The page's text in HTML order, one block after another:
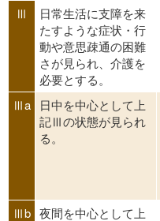
Ⅲ
日常生活に支障を来
たすような症状・行
動や意思疎通の困難
さが見られ、介護を
必要とする。
Ⅲa
日中を中心として上
記Ⅲの状態が見られ
る。
Ⅲb 夜間を中心として上